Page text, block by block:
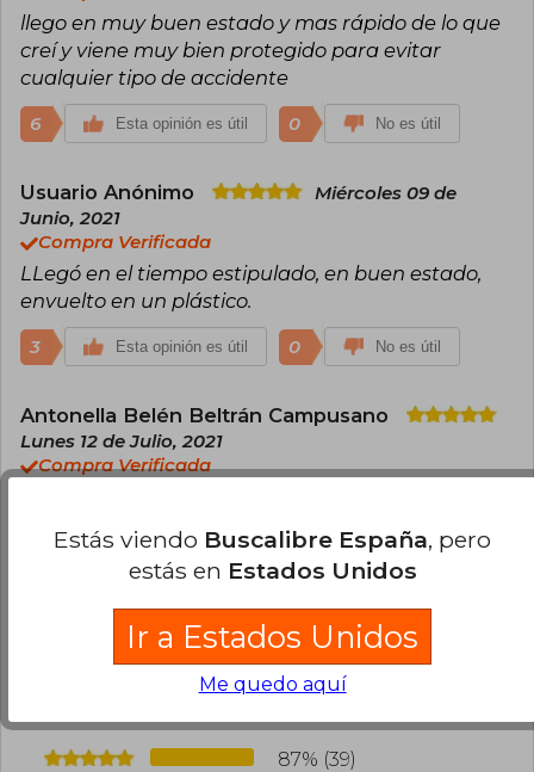
llego en muy buen estado y mas rápido de lo que
creí y viene muy bien protegido para evitar
cualquier tipo de accidente
6 Esta opinión es útil 0 No es útil
Usuario Anónimo
Miércoles 09 de
Junio, 2021
Compra Verificada
LLegó en el tiempo estipulado, en buen estado,
envuelto en un plástico.
3 Esta opinión es útil 0 No es útil
Antonella Belén Beltrán Campusano
Lunes 12 de Julio, 2021
Compra Verificada
Esta opinión es útil 0 No es útil
Cargar más opiniones del libro
¿Leíste este libro? Inicia sesiónpara poder
agregar tu propia evaluación.
87% (39)
Estás viendo Buscalibre España, pero
estás en Estados Unidos
Ir a Estados Unidos
Me quedo aquí